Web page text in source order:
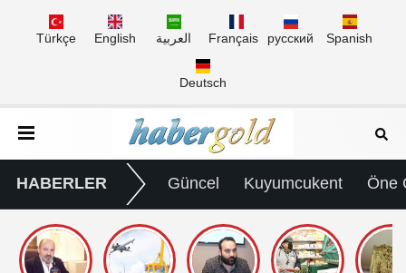
Türkçe English العربية Français русский Spanish
Deutsch
HABERLER Güncel Kuyumcukent Öne